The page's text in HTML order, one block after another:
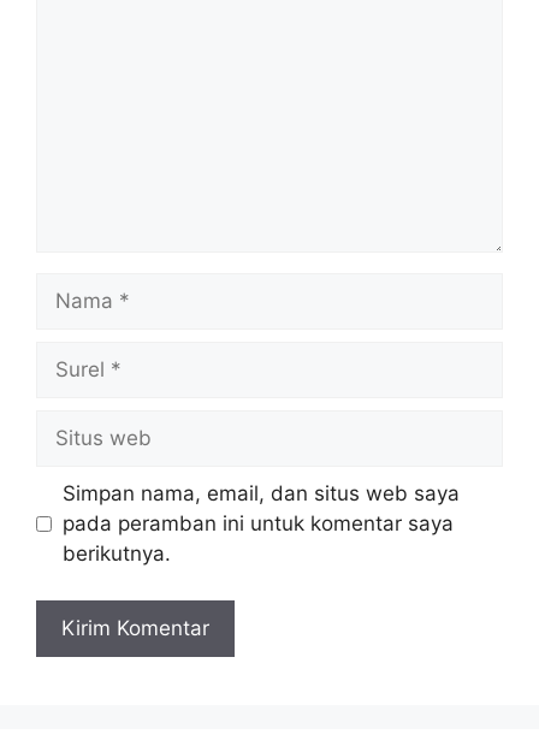
Nama
Surel
Situs
web
Simpan nama, email, dan situs web saya
pada peramban ini untuk komentar saya
berikutnya.